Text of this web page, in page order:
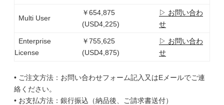
Multi User
￥654,875
(USD4,225)
▷ お問い合わ
せ
Enterprise
License
￥755,625
(USD4,875)
▷ お問い合わ
せ
• ご注文方法：お問い合わせフォーム記入又はEメールでご連
絡ください。
• お支払方法：銀行振込（納品後、ご請求書送付）